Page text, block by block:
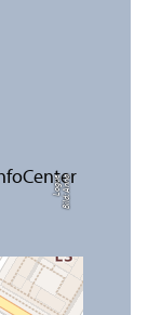
Bil
d:
A
n
n
a
L
o
g
u
e